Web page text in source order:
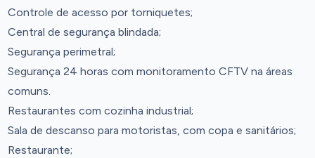
Controle de acesso por torniquetes;
Central de segurança blindada;
Segurança perimetral;
Segurança 24 horas com monitoramento CFTV na áreas
comuns.
Restaurantes com cozinha industrial;
Sala de descanso para motoristas, com copa e sanitários;
Restaurante;